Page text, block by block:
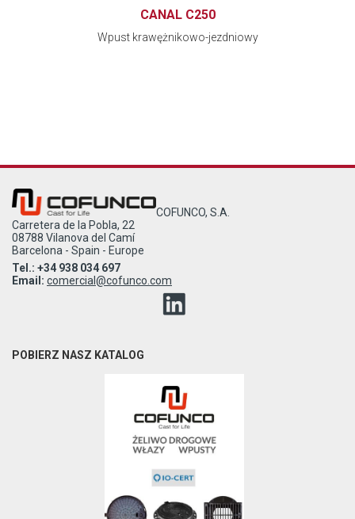
CANAL C250
Wpust krawężnikowo-jezdniowy
COFUNCO, S.A.
Carretera de la Pobla, 22
08788 Vilanova del Camí
Barcelona - Spain - Europe
Tel.: +34 938 034 697
Email: comercial@cofunco.com
POBIERZ NASZ KATALOG